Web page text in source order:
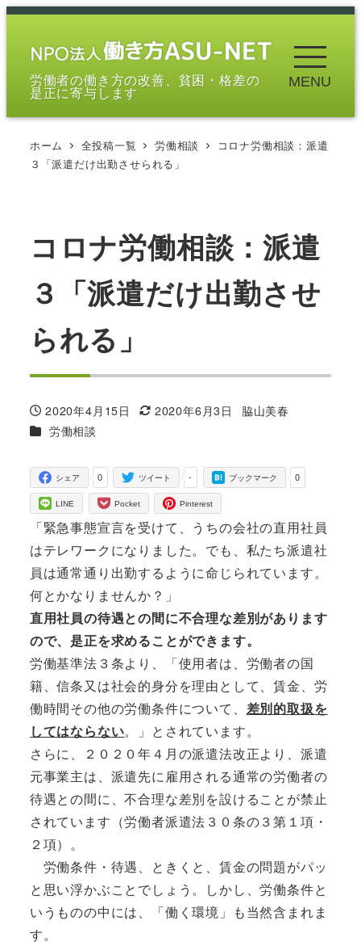
メ
労働者の働き方の改善、貧困・格差の
是正に寄与します
MENU
ホーム 全投稿一覧 労働相談
コロナ労働相談：派遣
３「派遣だけ出勤させられる」
コロナ労働相談：派遣
３「派遣だけ出勤させ
られる」
投稿日
2020年4月15日
更新日
2020年6月3日
著
脇山美春
カテゴリー
労働相談
0
シェア -
ツイート 0
ブックマーク
LINE Pocket Pinterest
「緊急事態宣言を受けて、うちの会社の直用社員
はテレワークになりました。でも、私たち派遣社
員は通常通り出勤するように命じられています。
何とかなりませんか？」
直用社員の待遇との間に不合理な差別があります
ので、是正を求めることができます。
労働基準法３条より、「使用者は、労働者の国
籍、信条又は社会的身分を理由として、賃金、労
働時間その他の労働条件について、 差別的取扱を
してはならない。」とされています。
さらに、２０２０年４月の派遣法改正より、派遣
元事業主は、派遣先に雇用される通常の労働者の
待遇との間に、不合理な差別を設けることが禁止
されています（労働者派遣法３０条の３第１項・
２項）。
労働条件・待遇、ときくと、賃金の問題がパッ
と思い浮かぶことでしょう。しかし、労働条件と
いうものの中には、「働く環境」も当然含まれま
す。